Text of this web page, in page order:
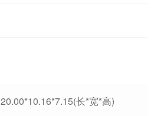
20.00*10.16*7.15(长*宽*高)